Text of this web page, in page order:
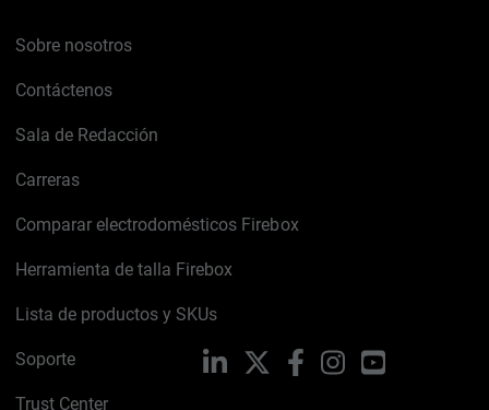
Sobre nosotros
Contáctenos
Sala de Redacción
Carreras
Comparar electrodomésticos Firebox
Herramienta de talla Firebox
Lista de productos y SKUs
Soporte
Trust Center
LinkedIn FacebookInstagramYouTube